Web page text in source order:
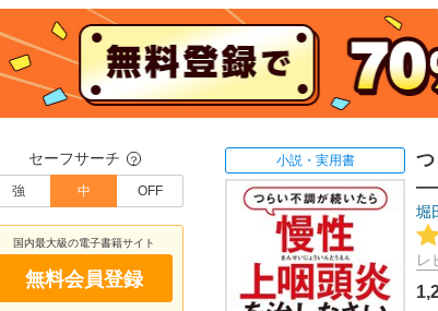
セーフサーチ ？
強 中 OFF
国内最大級の電子書籍サイト
無料会員登録
小説・実用書
堀
レ